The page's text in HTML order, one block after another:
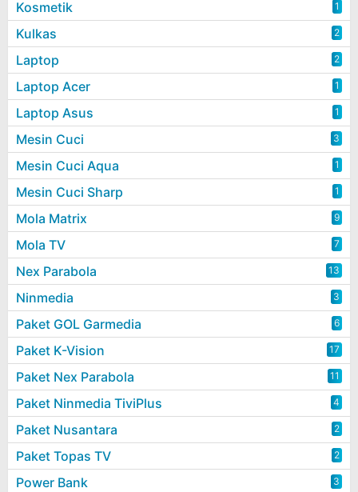
Kosmetik 1
Kulkas 2
Laptop 2
Laptop Acer 1
Laptop Asus 1
Mesin Cuci 3
Mesin Cuci Aqua 1
Mesin Cuci Sharp 1
Mola Matrix 9
Mola TV 7
Nex Parabola 13
Ninmedia 3
Paket GOL Garmedia 6
Paket K-Vision 17
Paket Nex Parabola 11
Paket Ninmedia TiviPlus 4
Paket Nusantara 2
Paket Topas TV 2
Power Bank 3